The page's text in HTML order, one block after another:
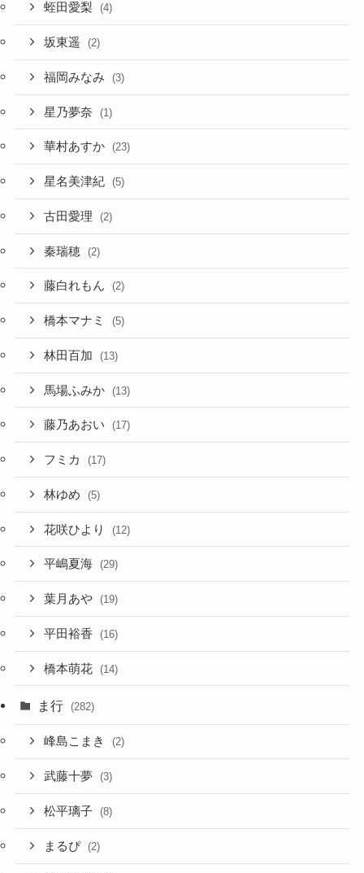
蛭田愛梨 (4)
坂東遥 (2)
福岡みなみ (3)
星乃夢奈 (1)
華村あすか (23)
星名美津紀 (5)
古田愛理 (2)
秦瑞穂 (2)
藤白れもん (2)
橋本マナミ (5)
林田百加 (13)
馬場ふみか (13)
藤乃あおい (17)
フミカ (17)
林ゆめ (5)
花咲ひより (12)
平嶋夏海 (29)
葉月あや (19)
平田裕香 (16)
橋本萌花 (14)
ま行 (282)
峰島こまき (2)
武藤十夢 (3)
松平璃子 (8)
まるぴ (2)